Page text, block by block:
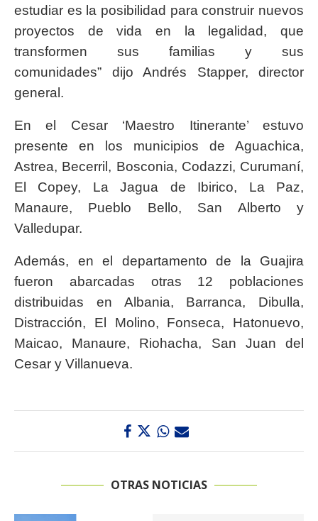
estudiar es la posibilidad para construir nuevos
proyectos de vida en la legalidad, que
transformen sus familias y sus
comunidades” dijo Andrés Stapper, director
general.
En el Cesar ‘Maestro Itinerante’ estuvo
presente en los municipios de Aguachica,
Astrea, Becerril, Bosconia, Codazzi, Curumaní,
El Copey, La Jagua de Ibirico, La Paz,
Manaure, Pueblo Bello, San Alberto y
Valledupar.
Además, en el departamento de la Guajira
fueron abarcadas otras 12 poblaciones
distribuidas en Albania, Barranca, Dibulla,
Distracción, El Molino, Fonseca, Hatonuevo,
Maicao, Manaure, Riohacha, San Juan del
Cesar y Villanueva.
OTRAS NOTICIAS